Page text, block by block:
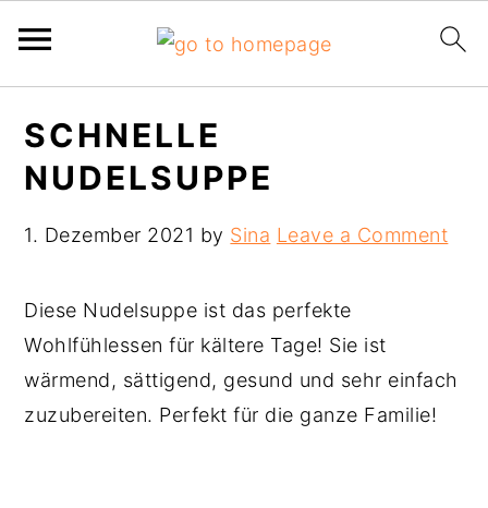
primary
main
primary
SCHNELLE
NUDELSUPPE
1. Dezember 2021 by Sina Leave a Comment
Diese Nudelsuppe ist das perfekte
Wohlfühlessen für kältere Tage! Sie ist
wärmend, sättigend, gesund und sehr einfach
zuzubereiten. Perfekt für die ganze Familie!